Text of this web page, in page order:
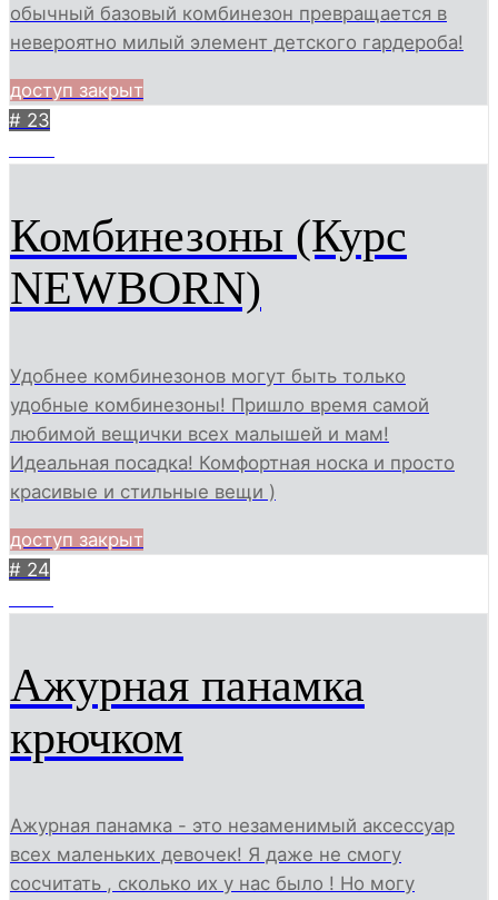
обычный базовый комбинезон превращается в
невероятно милый элемент детского гардероба!
доступ закрыт
# 23
Комбинезоны (Курс
NEWBORN)
Удобнее комбинезонов могут быть только
удобные комбинезоны! Пришло время самой
любимой вещички всех малышей и мам!
Идеальная посадка! Комфортная носка и просто
красивые и стильные вещи )
доступ закрыт
# 24
Ажурная панамка
крючком
Ажурная панамка - это незаменимый аксессуар
всех маленьких девочек! Я даже не смогу
сосчитать , сколько их у нас было ! Но могу